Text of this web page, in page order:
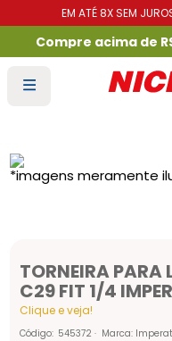
EM ATÉ 8X SEM
Compre acima de
TORNEIRA
C29 FIT 1/4
Clique e veja!
Código: 545372 Marca: